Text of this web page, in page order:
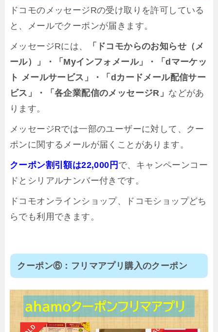
ドコモのメッセージRの受け取りを許可している
と、メールでクーポンが届きます。
メッセージRには、
「ドコモからのお知らせ（メ
ール）」・「Myインフォメール」・「dマーケッ
ト メールサービス」・「dカードメール配信サー
ビス」・「各企業配信のメッセージR」 などがあ
ります。
メッセージRでは一部のユーザーに対して、クー
ポンに関するメールが届くことがあります。
クーポン割引額は22,000円 で、キャンペーンコー
ドとシリアルナンバー付きです。
ドコモオンラインショップ、ドコモショップどち
らでも利用できます。
クーポン⑥：フリマアプリ購入のクーポン